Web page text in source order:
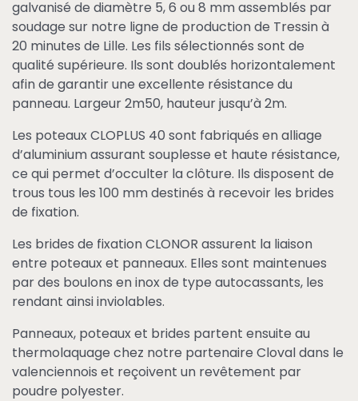
galvanisé de diamètre 5, 6 ou 8 mm assemblés par
soudage sur notre ligne de production de Tressin à
20 minutes de Lille. Les fils sélectionnés sont de
qualité supérieure. Ils sont doublés horizontalement
afin de garantir une excellente résistance du
panneau. Largeur 2m50, hauteur jusqu’à 2m.
Les poteaux CLOPLUS 40 sont fabriqués en alliage
d’aluminium assurant souplesse et haute résistance,
ce qui permet d’occulter la clôture. Ils disposent de
trous tous les 100 mm destinés à recevoir les brides
de fixation.
Les brides de fixation CLONOR assurent la liaison
entre poteaux et panneaux. Elles sont maintenues
par des boulons en inox de type autocassants, les
rendant ainsi inviolables.
Panneaux, poteaux et brides partent ensuite au
thermolaquage chez notre partenaire Cloval dans le
valenciennois et reçoivent un revêtement par
poudre polyester.